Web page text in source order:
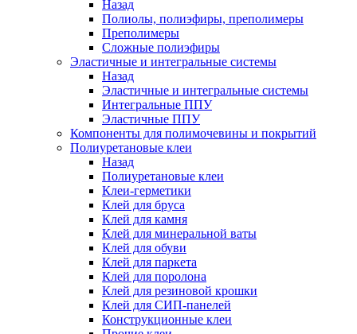
Назад
Полиолы, полиэфиры, преполимеры
Преполимеры
Сложные полиэфиры
Эластичные и интегральные системы
Назад
Эластичные и интегральные системы
Интегральные ППУ
Эластичные ППУ
Компоненты для полимочевины и покрытий
Полиуретановые клеи
Назад
Полиуретановые клеи
Клеи-герметики
Клей для бруса
Клей для камня
Клей для минеральной ваты
Клей для обуви
Клей для паркета
Клей для поролона
Клей для резиновой крошки
Клей для СИП-панелей
Конструкционные клеи